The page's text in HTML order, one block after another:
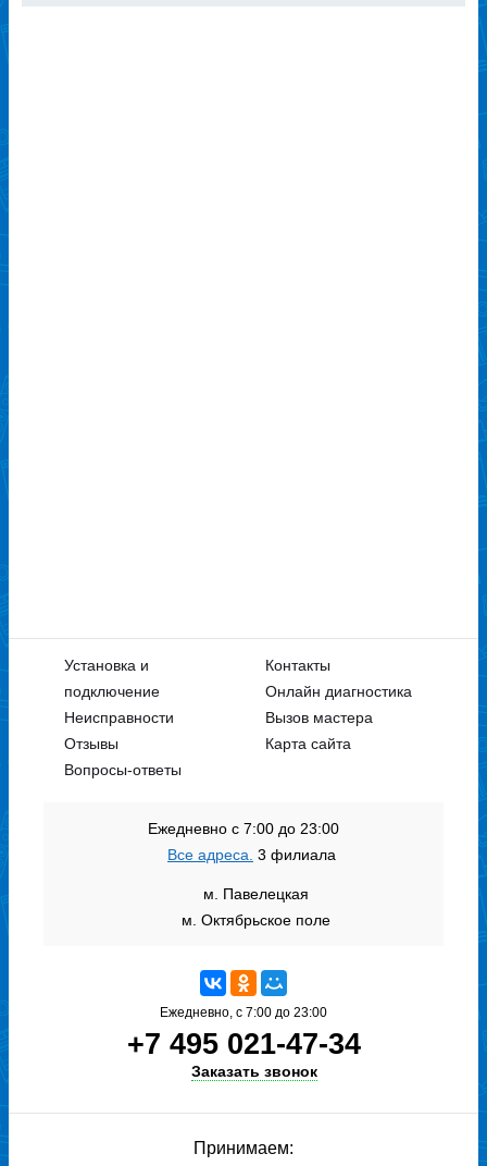
Установка и
подключение
Неисправности
Отзывы
Вопросы-ответы
Контакты
Онлайн диагностика
Вызов мастера
Карта сайта
Ежедневно с 7:00 до 23:00
Все адреса. 3 филиала
м. Павелецкая
м. Октябрьское поле
Ежедневно, с 7:00 до 23:00
+7 495 021-47-34
Заказать звонок
Принимаем: